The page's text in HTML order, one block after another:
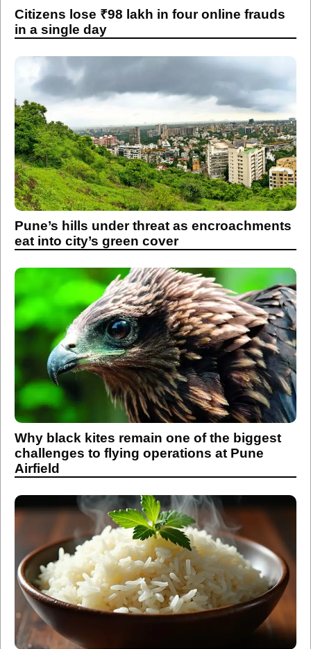
Citizens lose ₹98 lakh in four online frauds
in a single day
Pune’s hills under threat as encroachments
eat into city’s green cover
Why black kites remain one of the biggest
challenges to flying operations at Pune
Airfield